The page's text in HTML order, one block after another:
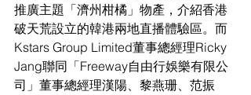
推廣主題「濟州柑橘」物產，介紹香港
破天荒設立的韓港兩地直播體驗區。而
Kstars Group Limited董事總經理Ricky
Jang聯同「Freeway自由行娛樂有限公
司」董事總經理漢陽、黎燕珊、范振